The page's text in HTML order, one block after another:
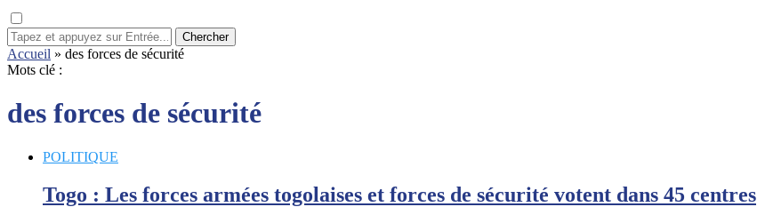
Chercher
Accueil » des forces de sécurité
Mots clé :
des forces de sécurité
POLITIQUE
Togo : Les forces armées togolaises et forces de sécurité votent dans 45 centres